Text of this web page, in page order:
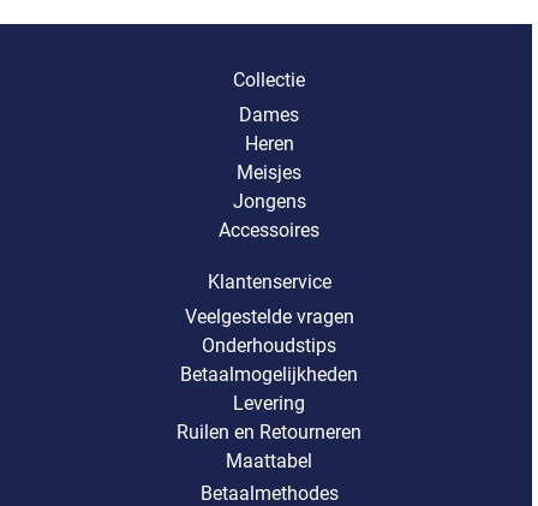
Collectie
Dames
Heren
Meisjes
Jongens
Accessoires
Klantenservice
Veelgestelde vragen
Onderhoudstips
Betaalmogelijkheden
Levering
Ruilen en Retourneren
Maattabel
Betaalmethodes